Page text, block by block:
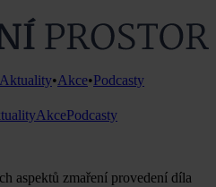
Aktuality•Akce•Podcasty
AkcePodcasty
aspektů zmaření provedení díla